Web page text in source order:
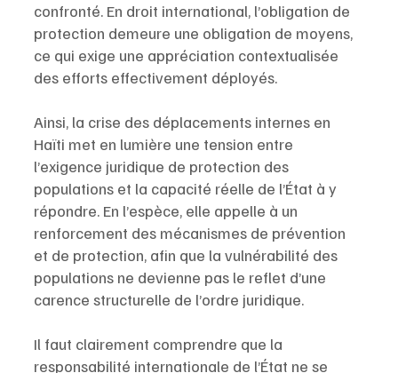
confronté. En droit international, l’obligation de
protection demeure une obligation de moyens,
ce qui exige une appréciation contextualisée
des efforts effectivement déployés.
Ainsi, la crise des déplacements internes en
Haïti met en lumière une tension entre
l’exigence juridique de protection des
populations et la capacité réelle de l’État à y
répondre. En l’espèce, elle appelle à un
renforcement des mécanismes de prévention
et de protection, afin que la vulnérabilité des
populations ne devienne pas le reflet d’une
carence structurelle de l’ordre juridique.
Il faut clairement comprendre que la
responsabilité internationale de l’État ne se